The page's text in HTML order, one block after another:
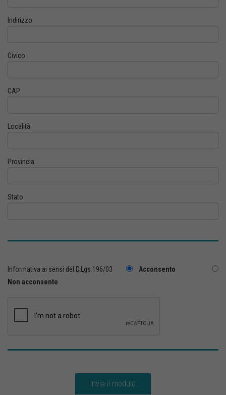
Indirizzo
Civico
CAP
Località
Provincia
Stato
Informativa ai sensi del D.Lgs.196/03
Acconsento
Non acconsento
Invia il modulo